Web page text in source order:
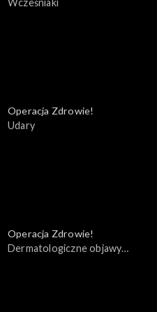
Wcześniaki
Operacja Zdrowie!
Udary
Operacja Zdrowie!
Dermatologiczne objawy